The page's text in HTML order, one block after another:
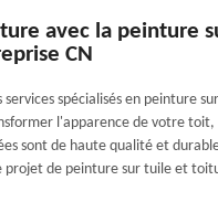
avec la peinture
CN
services spécialisés en
l'apparence de votre
sont de haute qualité et
projet de peinture sur tuile et